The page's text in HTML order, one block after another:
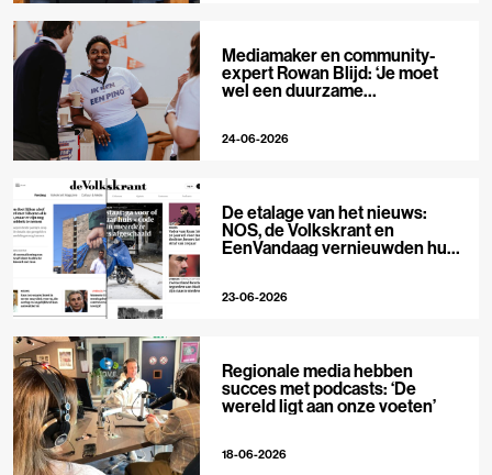
Mediamaker en community-
expert Rowan Blijd: ‘Je moet
wel een duurzame
24-06-2026
De etalage van het nieuws:
NOS, de Volkskrant en
EenVandaag vernieuwden hun
23-06-2026
Regionale media hebben
succes met podcasts: ‘De
wereld ligt aan onze voeten’
18-06-2026